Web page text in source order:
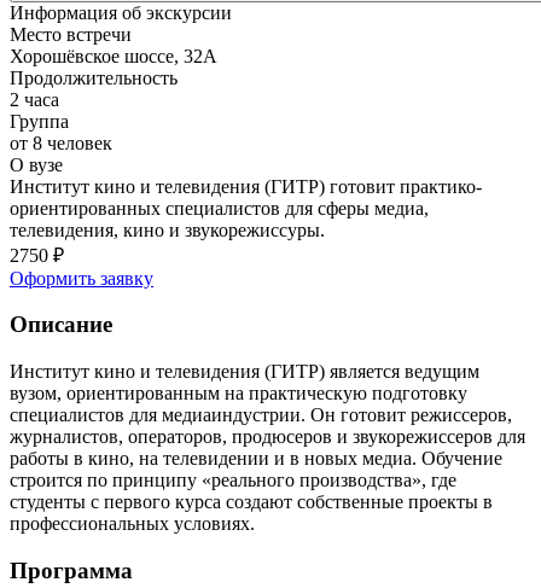
Информация об экскурсии
Место встречи
Хорошёвское шоссе, 32А
Продолжительность
2 часа
Группа
от 8 человек
О вузе
Институт кино и телевидения (ГИТР) готовит практико-
ориентированных специалистов для сферы медиа,
телевидения, кино и звукорежиссуры.
2750 ₽
Оформить заявку
Описание
Институт кино и телевидения (ГИТР) является ведущим
вузом, ориентированным на практическую подготовку
специалистов для медиаиндустрии. Он готовит режиссеров,
журналистов, операторов, продюсеров и звукорежиссеров для
работы в кино, на телевидении и в новых медиа. Обучение
строится по принципу «реального производства», где
студенты с первого курса создают собственные проекты в
профессиональных условиях.
Программа